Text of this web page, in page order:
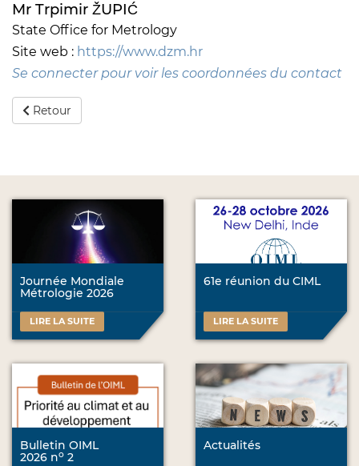
Mr Trpimir ŽUPIĆ
State Office for Metrology
Site web : https://www.dzm.hr
Se connecter pour voir les coordonnées du contact
Retour
Journée Mondiale
Métrologie 2026
LIRE LA SUITE
61e réunion du CIML
LIRE LA SUITE
Bulletin OIML
2026 no 2
Actualités